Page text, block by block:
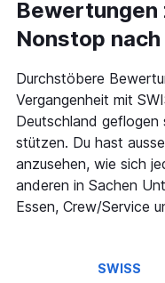
Bewertungen
Nonstop
Durchstöbere
Vergangenheit mit
Deutschland geflogen
stützen. Du hast
anzusehen, wie sich
anderen in Sachen
Essen, Crew/Service
SWISS